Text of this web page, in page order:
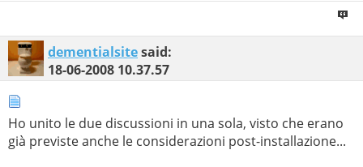
dementialsitesaid:
18-06-2008 10.37.57
Ho unito le due discussioni in una sola, visto che erano
già previste anche le considerazioni post-installazione...